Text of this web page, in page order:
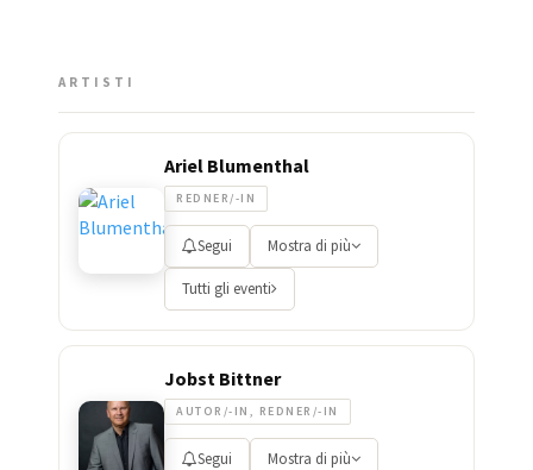
ARTISTI
Ariel Blumenthal
REDNER/-IN
Segui Mostra di più
Tutti gli eventi
Jobst Bittner
AUTOR/-IN, REDNER/-IN
Segui Mostra di più